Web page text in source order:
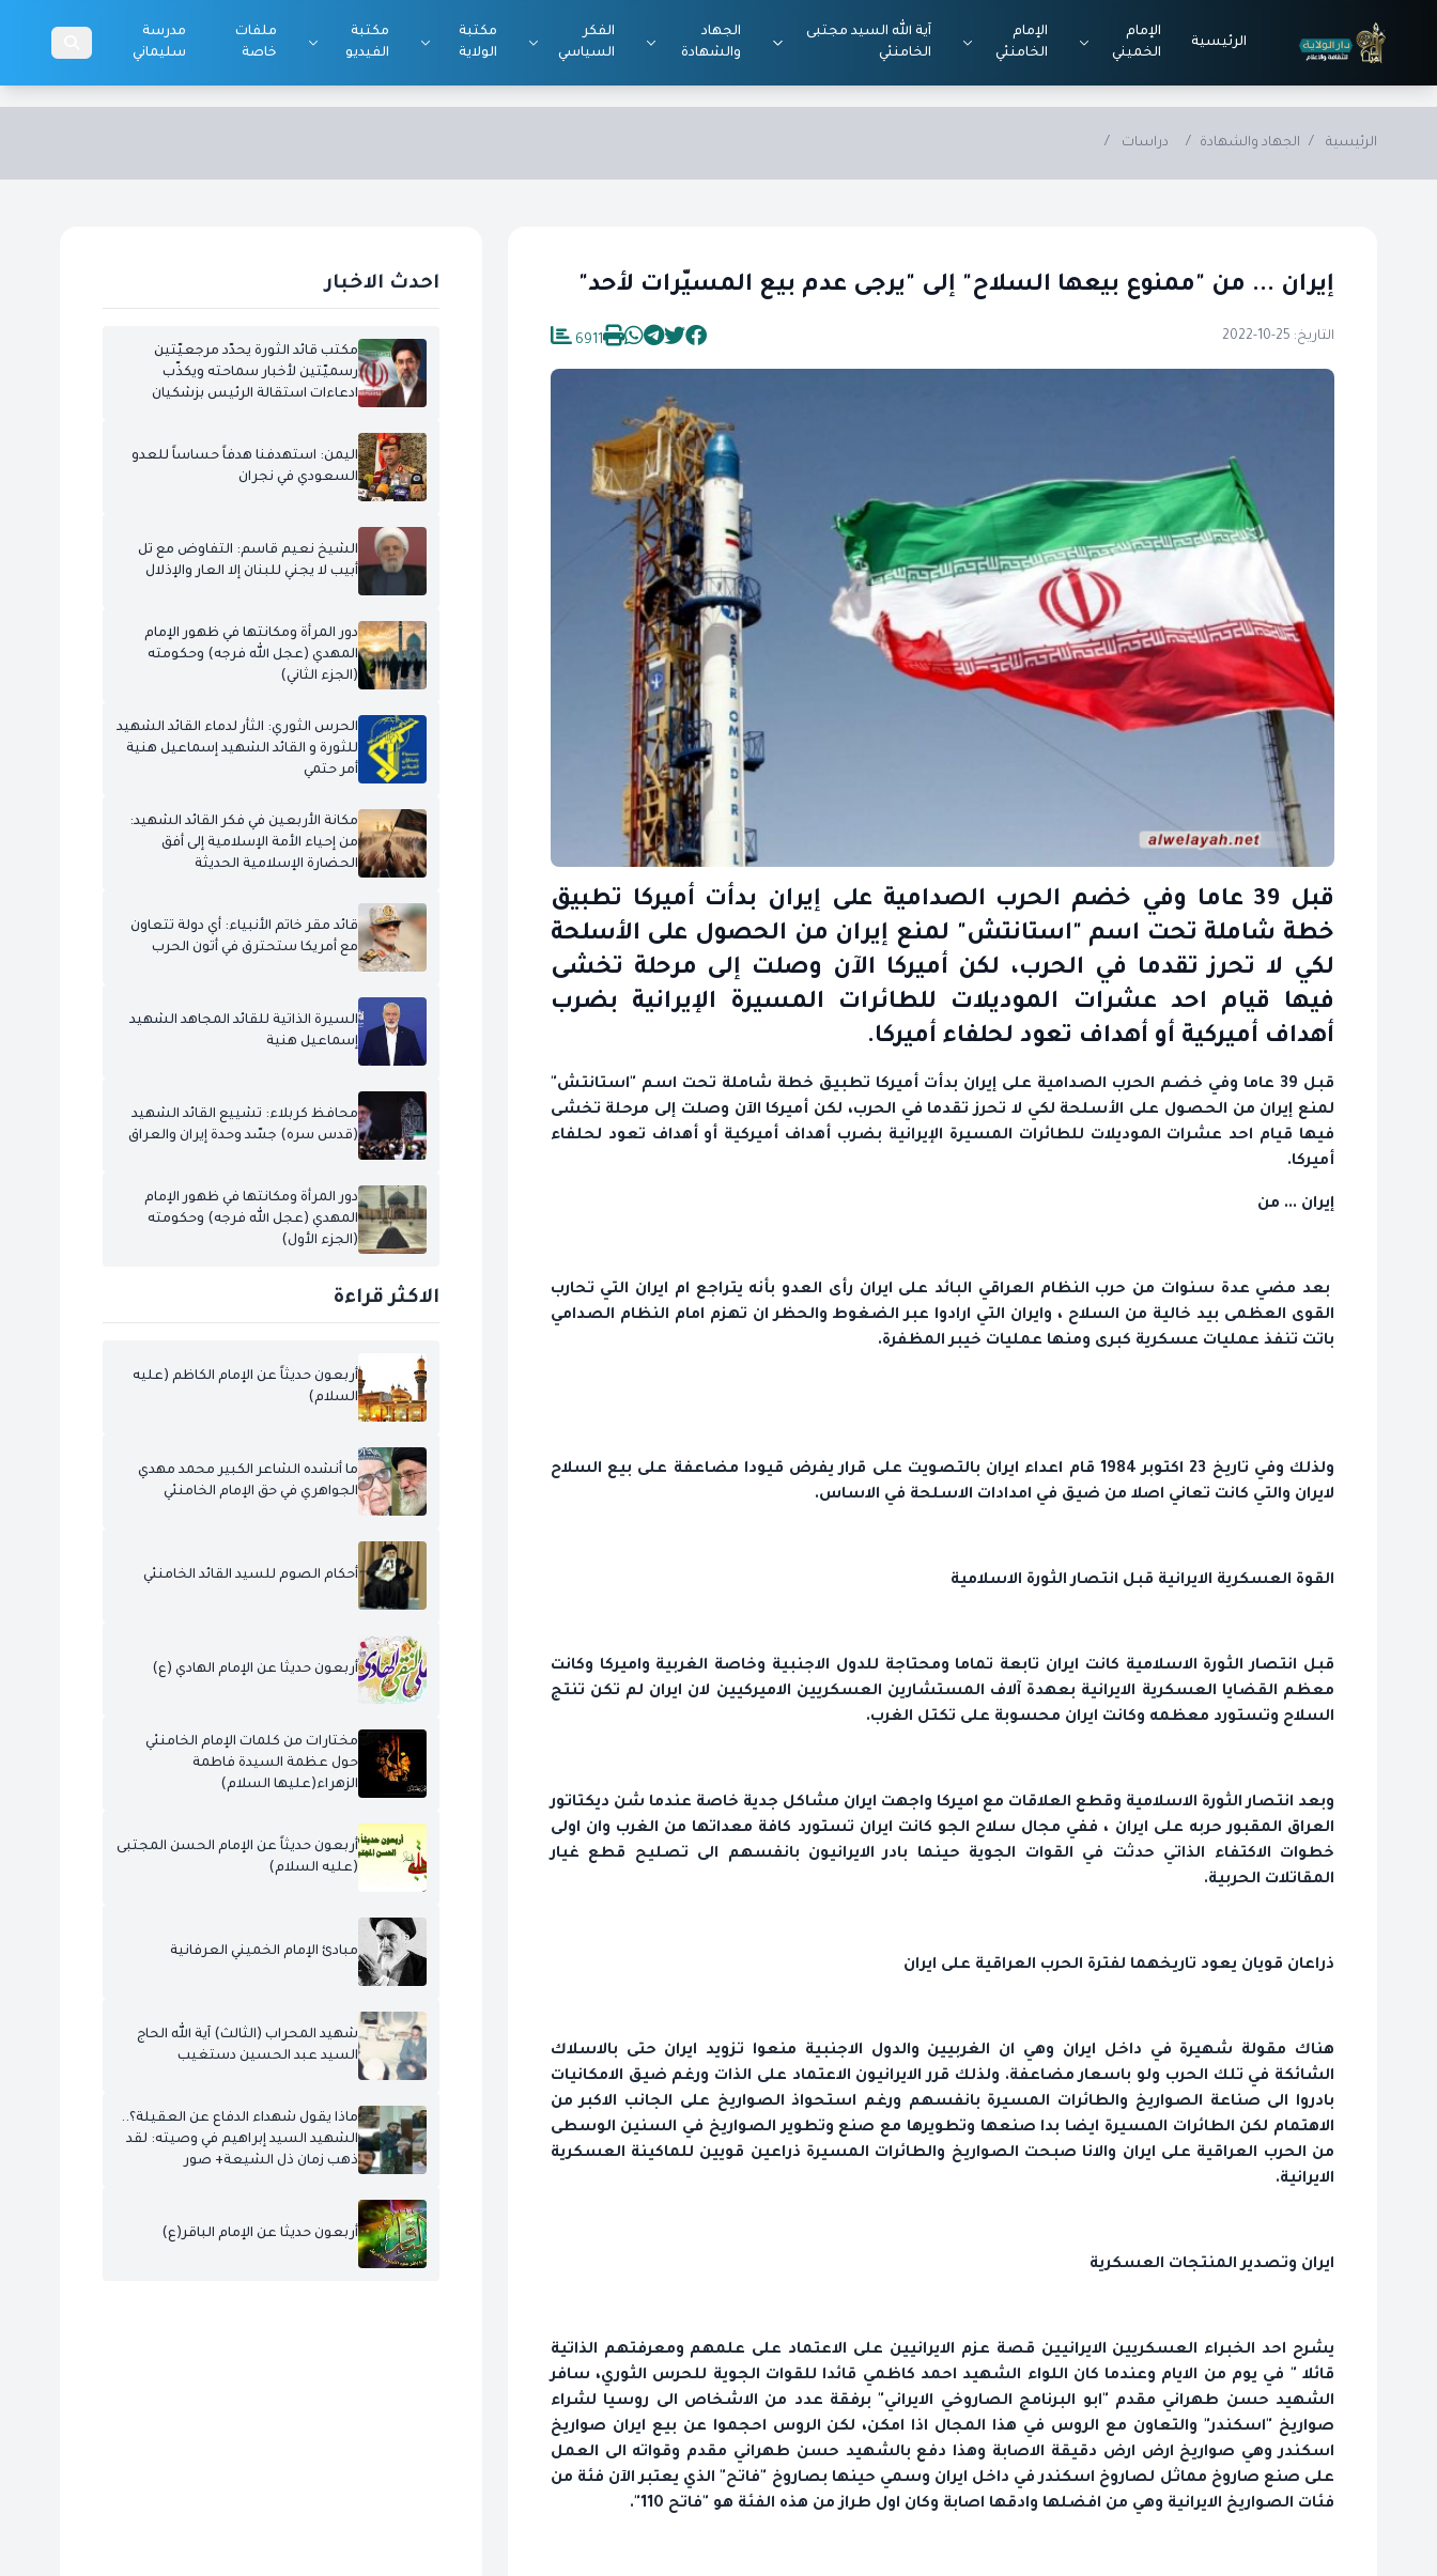
الرئيسية
الإمام
الخميني
الإمام
الخامنئي
آية الله السيد مجتبى
الخامنئي
الجهاد
والشهادة
الفكر
السياسي
مكتبة
الولاية
مكتبة
الفيديو
ملفات
خاصة
مدرسة
سليماني
الرئيسية / الجهاد والشهادة / دراسات /
إيران ... من "ممنوع بيعها السلاح" إلى "يرجى عدم بيع المسيّرات لأحد"
التاريخ: 25-10-2022 6911
قبل 39 عاما وفي خضم الحرب الصدامية على إيران بدأت أميركا تطبيق
خطة شاملة تحت اسم "استانتش" لمنع إيران من الحصول على الأسلحة
لكي لا تحرز تقدما في الحرب، لكن أميركا الآن وصلت إلى مرحلة تخشى
فيها قيام احد عشرات الموديلات للطائرات المسيرة الإيرانية بضرب
أهداف أميركية أو أهداف تعود لحلفاء أميركا.
قبل 39 عاما وفي خضم الحرب الصدامية على إيران بدأت أميركا تطبيق خطة شاملة تحت اسم "استانتش"
لمنع إيران من الحصول على الأسلحة لكي لا تحرز تقدما في الحرب، لكن أميركا الآن وصلت إلى مرحلة تخشى
فيها قيام احد عشرات الموديلات للطائرات المسيرة الإيرانية بضرب أهداف أميركية أو أهداف تعود لحلفاء
أميركا.
إيران ... من
بعد مضي عدة سنوات من حرب النظام العراقي البائد على ايران رأى العدو بأنه يتراجع ام ايران التي تحارب
القوى العظمى بيد خالية من السلاح ، وايران التي ارادوا عبر الضغوط والحظر ان تهزم امام النظام الصدامي
باتت تنفذ عمليات عسكرية كبرى ومنها عمليات خيبر المظفرة.
ولذلك وفي تاريخ 23 اكتوبر 1984 قام اعداء ايران بالتصويت على قرار يفرض قيودا مضاعفة على بيع السلاح
لايران والتي كانت تعاني اصلا من ضيق في امدادات الاسلحة في الاساس.
القوة العسكرية الايرانية قبل انتصار الثورة الاسلامية
قبل انتصار الثورة الاسلامية كانت ايران تابعة تماما ومحتاجة للدول الاجنبية وخاصة الغربية واميركا وكانت
معظم القضايا العسكرية الايرانية بعهدة آلاف المستشارين العسكريين الاميركيين لان ايران لم تكن تنتج
السلاح وتستورد معظمه وكانت ايران محسوبة على تكتل الغرب.
وبعد انتصار الثورة الاسلامية وقطع العلاقات مع اميركا واجهت ايران مشاكل جدية خاصة عندما شن ديكتاتور
العراق المقبور حربه على ايران ، ففي مجال سلاح الجو كانت ايران تستورد كافة معداتها من الغرب وان اولى
خطوات الاكتفاء الذاتي حدثت في القوات الجوية حينما بادر الايرانيون بانفسهم الى تصليح قطع غيار
المقاتلات الحربية.
ذراعان قويان يعود تاريخهما لفترة الحرب العراقية على ايران
هناك مقولة شهيرة في داخل ايران وهي ان الغربيين والدول الاجنبية منعوا تزويد ايران حتى بالاسلاك
الشائكة في تلك الحرب ولو باسعار مضاعفة. ولذلك قرر الايرانيون الاعتماد على الذات ورغم ضيق الامكانيات
بادروا الى صناعة الصواريخ والطائرات المسيرة بانفسهم ورغم استحواذ الصواريخ على الجانب الاكبر من
الاهتمام لكن الطائرات المسيرة ايضا بدا صنعها وتطويرها مع صنع وتطوير الصواريخ في السنين الوسطى
من الحرب العراقية على ايران والانا صبحت الصواريخ والطائرات المسيرة ذراعين قويين للماكينة العسكرية
الايرانية.
ايران وتصدير المنتجات العسكرية
يشرح احد الخبراء العسكريين الايرانيين قصة عزم الايرانيين على الاعتماد على علمهم ومعرفتهم الذاتية
قائلا " في يوم من الايام وعندما كان اللواء الشهيد احمد كاظمي قائدا للقوات الجوية للحرس الثوري، سافر
الشهيد حسن طهراني مقدم "ابو البرنامج الصاروخي الايراني" برفقة عدد من الاشخاص الى روسيا لشراء
صواريخ "اسكندر" والتعاون مع الروس في هذا المجال اذا امكن، لكن الروس احجموا عن بيع ايران صواريخ
اسكندر وهي صواريخ ارض ارض دقيقة الاصابة وهذا دفع بالشهيد حسن طهراني مقدم وقواته الى العمل
على صنع صاروخ مماثل لصاروخ اسكندر في داخل ايران وسمي حينها بصاروخ "فاتح" الذي يعتبر الآن فئة من
فئات الصواريخ الايرانية وهي من افضلها وادقها اصابة وكان اول طراز من هذه الفئة هو "فاتح 110".
احدث الاخبار
مكتب قائد الثورة يحدّد مرجعيّتين
رسميّتين لأخبار سماحته ويكذّب
ادعاءات استقالة الرئيس بزشكيان
اليمن: استهدفنا هدفاً حساساً للعدو
السعودي في نجران
الشيخ نعيم قاسم: التفاوض مع تل
أبيب لا يجني للبنان إلا العار والإذلال
دور المرأة ومكانتها في ظهور الإمام
المهدي (عجل الله فرجه) وحكومته
(الجزء الثاني)
الحرس الثوري: الثأر لدماء القائد الشهيد
للثورة و القائد الشهيد إسماعيل هنية
أمر حتمي
مكانة الأربعين في فكر القائد الشهيد:
من إحياء الأمة الإسلامية إلى أفق
الحضارة الإسلامية الحديثة
قائد مقر خاتم الأنبياء: أي دولة تتعاون
مع أمريكا ستحترق في أتون الحرب
السيرة الذاتية للقائد المجاهد الشهيد
إسماعيل هنية
محافظ كربلاء: تشييع القائد الشهيد
(قدس سره) جسّد وحدة إيران والعراق
دور المرأة ومكانتها في ظهور الإمام
المهدي (عجل الله فرجه) وحكومته
(الجزء الأول)
الاكثر قراءة
أربعون حديثاً عن الإمام الكاظم (عليه
السلام)
ما أنشده الشاعر الكبير محمد مهدي
الجواهري في حق الإمام الخامنئي
أحكام الصوم للسيد القائد الخامنئي
أربعون حديثا عن الإمام الهادي (ع)
مختارات من كلمات الإمام الخامنئي
حول عظمة السيدة فاطمة
الزهراء(عليها السلام)
أربعون حديثاً عن الإمام الحسن المجتبى
(عليه السلام)
مبادئ الإمام الخميني العرفانية
شهيد المحراب (الثالث) آية الله الحاج
السيد عبد الحسين دستغيب
ماذا يقول شهداء الدفاع عن العقيلة؟..
الشهيد السيد إبراهيم في وصيته: لقد
ذهب زمان ذل الشيعة+ صور
أربعون حديثا عن الإمام الباقر(ع)